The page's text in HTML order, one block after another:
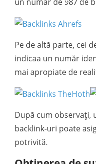
un număr de 987 de
Pe de altă parte, cei
indicaa un număr
mai apropiate de
După cum observați,
backlink-uri poate
potrivită.